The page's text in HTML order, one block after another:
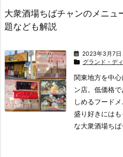
大衆酒場ちばチャンのメニュ
題なども解説
2023年3月7日
グランド・デ
関東地方を中
ン店。 低価格
しめるフード
盛り好きにはも
な大衆酒場ち